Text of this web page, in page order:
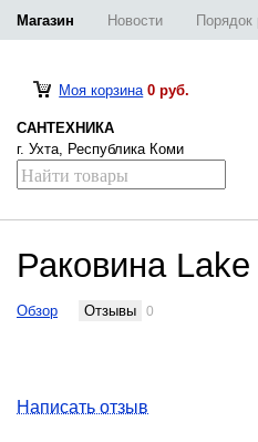
Магазин Новости Порядок
Моя корзина 0 руб.
САНТЕХНИКА
г. Ухта, Республика Коми
Раковина
Обзор Отзывы 0
Написать отзыв